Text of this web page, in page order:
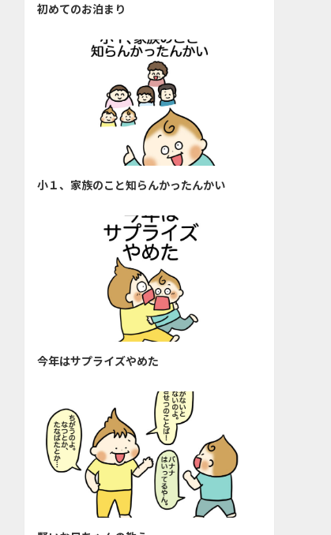
初めてのお泊まり
小１、家族のこと知らんかったんかい
今年はサプライズやめた